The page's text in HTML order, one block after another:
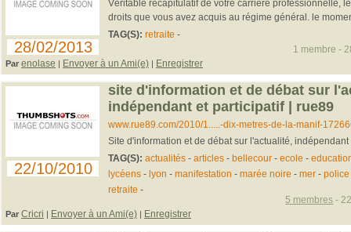
28/02/2013
Véritable récapitulatif de votre carrière professionnelle,
droits que vous avez acquis au régime général. le
TAG(S): retraite -
Par enolase | Envoyer à un Ami(e) | Enregistrer
1 membre -
22/10/2010
site d'information et de débat sur
indépendant et participatif | rue89
www.rue89.com/2010/1.....-dix-metres-de-la-manif-
Site d'information et de débat sur l'actualité, indépendant
TAG(S): actualités- articles- bellecour- ecole -
lycéens- lyon - manifestation - marée noire - mer - police
retraite -
Par Cricri | Envoyer à un Ami(e) | Enregistrer
5 membres -